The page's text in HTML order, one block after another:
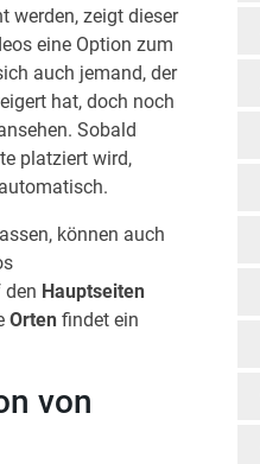
werden, zeigt dieser
eine Option zum
auch jemand, der
hat, doch noch
Sobald
platziert wird,
können auch
Hauptseiten
Orten findet ein
von